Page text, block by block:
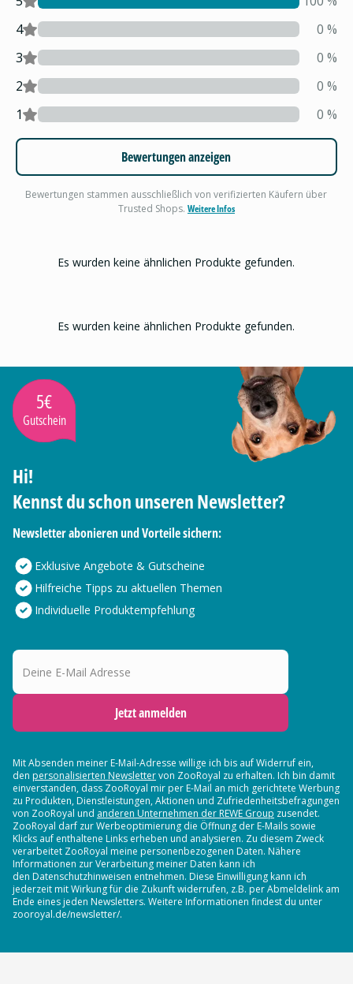
4
0 %
3
0 %
2
0 %
1
0 %
Bewertungen anzeigen
Bewertungen stammen ausschließlich von verifizierten Käufern über
Trusted Shops. Weitere Infos
Es wurden keine ähnlichen Produkte gefunden.
Es wurden keine ähnlichen Produkte gefunden.
5€
Gutschein
Hi!
Kennst du schon unseren Newsletter?
Newsletter abonieren und Vorteile sichern:
Exklusive Angebote & Gutscheine
Hilfreiche Tipps zu aktuellen Themen
Individuelle Produktempfehlung
Deine E-Mail Adresse
Jetzt anmelden
Mit Absenden meiner E-Mail-Adresse willige ich bis auf Widerruf ein,
den personalisierten Newslettervon ZooRoyal zu erhalten. Ich bin damit
einverstanden, dass ZooRoyal mir per E-Mail an mich gerichtete Werbung
zu Produkten, Dienstleistungen, Aktionen und Zufriedenheitsbefragungen
von ZooRoyal und anderen Unternehmen der REWE Group zusendet.
ZooRoyal darf zur Werbeoptimierung die Öffnung der E-Mails sowie
Klicks auf enthaltene Links erheben und analysieren. Zu diesem Zweck
verarbeitet ZooRoyal meine personenbezogenen Daten. Nähere
Informationen zur Verarbeitung meiner Daten kann ich
den Datenschutzhinweisen entnehmen. Diese Einwilligung kann ich
jederzeit mit Wirkung für die Zukunft widerrufen, z.B. per Abmeldelink am
Ende eines jeden Newsletters. Weitere Informationen findest du unter
zooroyal.de/newsletter/.